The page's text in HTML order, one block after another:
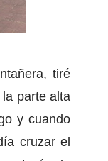
tiré
parte alta
y cuando
cruzar el